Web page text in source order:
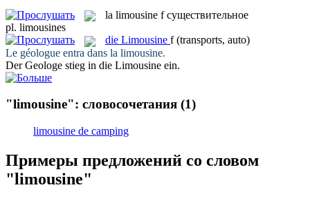
la limousine f существительное
pl. limousines
die Limousine f (transports, auto)
Le géologue entra dans la limousine.
Der Geologe stieg in die Limousine ein.
"limousine": словосочетания (1)
limousine de camping
Примеры предложений со словом
"limousine"